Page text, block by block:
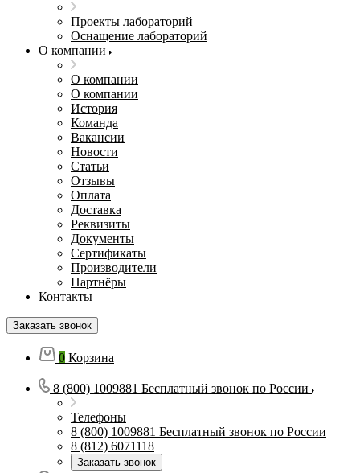
Проекты лабораторий
Оснащение лабораторий
О компании
О компании
О компании
История
Команда
Вакансии
Новости
Статьи
Отзывы
Оплата
Доставка
Реквизиты
Документы
Сертификаты
Производители
Партнёры
Контакты
Заказать звонок
0 Корзина
8 (800) 1009881 Бесплатный звонок по России
Телефоны
8 (800) 1009881 Бесплатный звонок по России
8 (812) 6071118
Заказать звонок